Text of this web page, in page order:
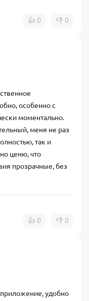
👍 0 👎 0
особенно с
моментально.
меня не раз
так и
ценю, что
прозрачные, без
👍 0 👎 0
удобно